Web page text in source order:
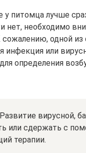
у питомца лучше
нет, необходимо
сожалению, одной
инфекция или
определения
вирусной,
или сдержать с
терапии.